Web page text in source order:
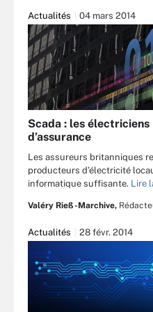
Actualités 04 mars 2014
Scada : les
d’assurance
Les assureurs britanniques
producteurs d’électricité
informatique suffisante. Lire
Valéry Rieß-Marchive,
Actualités 28 févr. 2014